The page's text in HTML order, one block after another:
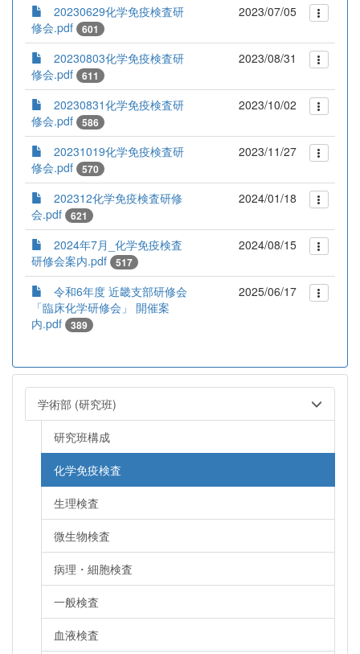
20230629化学免疫検査研
修会.pdf
601
2023/07/05
20230803化学免疫検査研
修会.pdf
611
2023/08/31
20230831化学免疫検査研
修会.pdf
586
2023/10/02
20231019化学免疫検査研
修会.pdf
570
2023/11/27
202312化学免疫検査研修
会.pdf
621
2024/01/18
2024年7月_化学免疫検査
研修会案内.pdf
517
2024/08/15
令和6年度 近畿支部研修会
「臨床化学研修会」 開催案
内.pdf
389
2025/06/17
学術部 (研究班)
研究班構成
化学免疫検査
生理検査
微生物検査
病理・細胞検査
一般検査
血液検査